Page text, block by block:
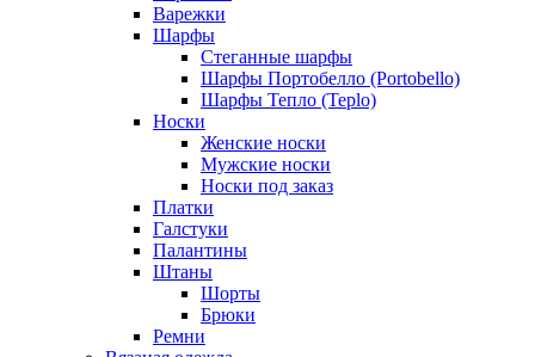
Варежки
Шарфы
Стеганные шарфы
Шарфы Портобелло (Portobello)
Шарфы Тепло (Teplo)
Носки
Женские носки
Мужские носки
Носки под заказ
Платки
Галстуки
Палантины
Штаны
Шорты
Брюки
Ремни